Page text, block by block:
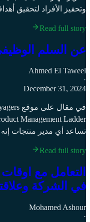
وتحفيز الأفراد لتحقيق
Read full story
عن السلم
Ahmed El Taweel
·
December 31, 2024
تساعد أي مدير منتجات
Read full story
التعامل مع
في الشركة
Mohamed Ashour
·